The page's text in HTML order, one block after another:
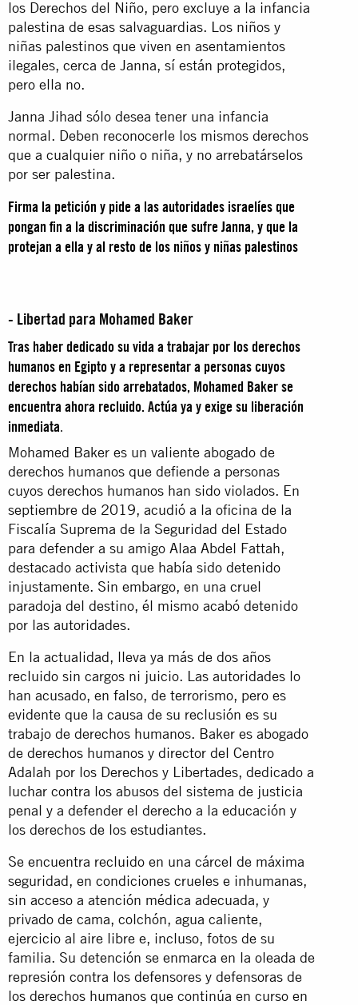
los Derechos del Niño, pero excluye a la infancia
palestina de esas salvaguardias. Los niños y
niñas palestinos que viven en asentamientos
ilegales, cerca de Janna, sí están protegidos,
pero ella no.
Janna Jihad sólo desea tener una infancia
normal. Deben reconocerle los mismos derechos
que a cualquier niño o niña, y no arrebatárselos
por ser palestina.
Firma la petición y pide a las autoridades israelíes que
pongan fin a la discriminación que sufre Janna, y que la
protejan a ella y al resto de los niños y niñas palestinos
- Libertad para Mohamed Baker
Tras haber dedicado su vida a trabajar por los derechos
humanos en Egipto y a representar a personas cuyos
derechos habían sido arrebatados, Mohamed Baker se
encuentra ahora recluido. Actúa ya y exige su liberación
inmediata.
Mohamed Baker es un valiente abogado de
derechos humanos que defiende a personas
cuyos derechos humanos han sido violados. En
septiembre de 2019, acudió a la oficina de la
Fiscalía Suprema de la Seguridad del Estado
para defender a su amigo Alaa Abdel Fattah,
destacado activista que había sido detenido
injustamente. Sin embargo, en una cruel
paradoja del destino, él mismo acabó detenido
por las autoridades.
En la actualidad, lleva ya más de dos años
recluido sin cargos ni juicio. Las autoridades lo
han acusado, en falso, de terrorismo, pero es
evidente que la causa de su reclusión es su
trabajo de derechos humanos. Baker es abogado
de derechos humanos y director del Centro
Adalah por los Derechos y Libertades, dedicado a
luchar contra los abusos del sistema de justicia
penal y a defender el derecho a la educación y
los derechos de los estudiantes.
Se encuentra recluido en una cárcel de máxima
seguridad, en condiciones crueles e inhumanas,
sin acceso a atención médica adecuada, y
privado de cama, colchón, agua caliente,
ejercicio al aire libre e, incluso, fotos de su
familia. Su detención se enmarca en la oleada de
represión contra los defensores y defensoras de
los derechos humanos que continúa en curso en